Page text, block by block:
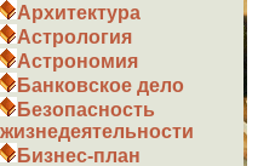
Архитектура
Астрология
Астрономия
Банковское дело
Безопасность
жизнедеятельности
Бизнес-план